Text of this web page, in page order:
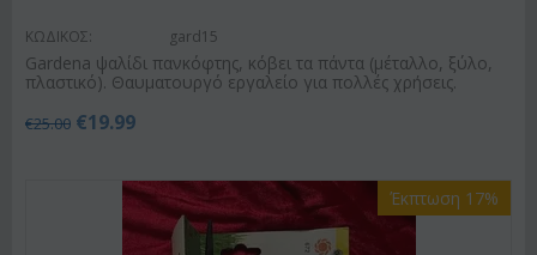
ΚΩΔΙΚΟΣ: gard15
Gardena ψαλίδι πανκόφτης, κόβει τα πάντα (μέταλλο, ξύλο,
πλαστικό). Θαυματουργό εργαλείο για πολλές χρήσεις.
€25.00 €19.99
Έκπτωση 17%